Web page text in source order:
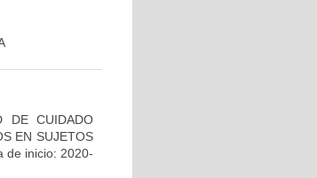
DE CUIDADO
EN SUJETOS
de inicio: 2020-